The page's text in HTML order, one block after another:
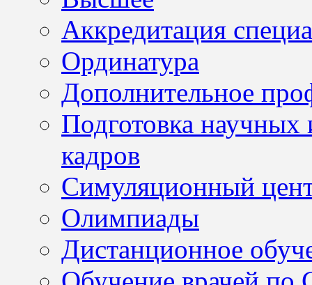
Аккредитация
Ординатура
Дополнительное
Подготовка научных
кадров
Симуляционный
Олимпиады
Дистанционное